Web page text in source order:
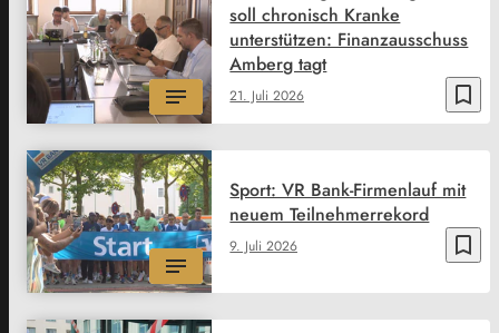
bookmark_border
21. Juli 2026
soll chronisch Kranke
unterstützen: Finanzausschuss
Amberg tagt
bookmark_border
9. Juli 2026
Sport: VR Bank-Firmenlauf mit
neuem Teilnehmerrekord